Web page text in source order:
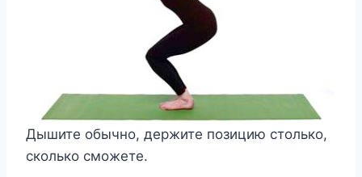
Дышите обычно, держите позицию столько,
сколько сможете.